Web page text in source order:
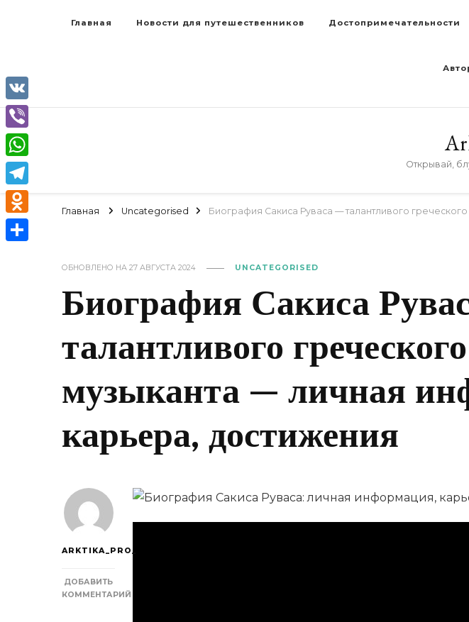
Главная Новости для путешественников Достопримечательности
Открывай,
Главная Uncategorised Биография Сакиса Руваса — талантливого
ОБНОВЛЕНО НА 27 АВГУСТА 2024 UNCATEGORISED
Биография Сакиса
талантливого
музыканта — личная
карьера, достижения
ARKTIKA_PRO_
ДОБАВИТЬ
КОММЕНТАРИЙ
VK
Viber
WhatsApp
Telegram
Odnoklassniki